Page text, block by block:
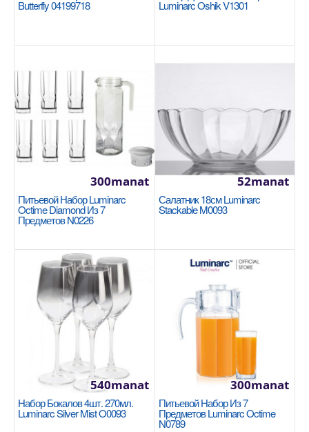
Силиконовая ручка устойчива к температурам до
220 °C. Подходит для использования в посуде с
покрыт..
580manat
Availability
12
В Корзину
В избранные
Butterfly 04199718 Luminarc Oshik V1301
Питьевой Набор Luminarc
Octime Diamond Из 7
Предметов N0226
300manat
Салатник 18см Luminarc
Stackable M0093
52manat
Набор Бокалов 4шт. 270мл.
Luminarc Silver Mist O0093
540manat
Питьевой Набор Из 7
Предметов Luminarc Octime
N0789
300manat